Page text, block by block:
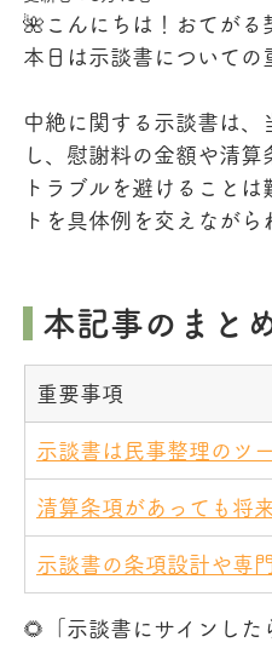
🌺こんにちは！おてがる
本日は示談書についての
中絶に関する示談書は
し、慰謝料の金額や清
トラブルを避けること
トを具体例を交えながら
本記事のまと
重要事項
示談書は民事整理のツ
清算条項があっても将
示談書の条項設計や専
🌻「示談書にサインした